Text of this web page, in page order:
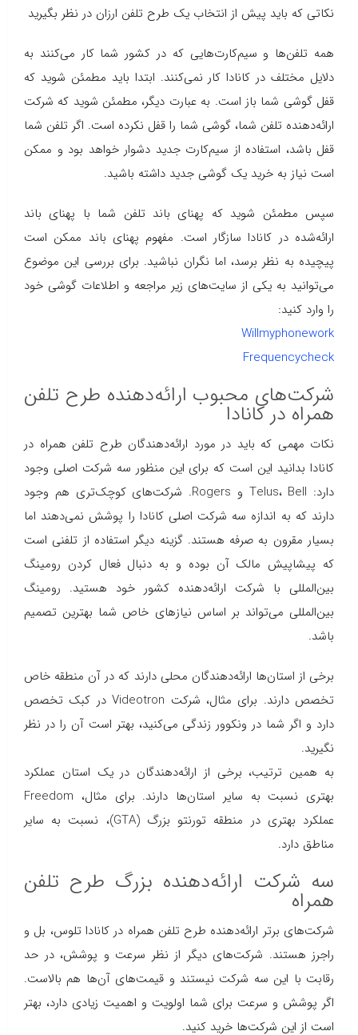
نکاتی که باید پیش از انتخاب یک طرح تلفن ارزان در نظر بگیرید
همه تلفن‌ها و سیم‌کارت‌هایی که در کشور شما کار می‌کنند به
دلایل مختلف در کانادا کار نمی‌کنند. ابتدا باید مطمئن شوید که
قفل گوشی شما باز است. به عبارت دیگر، مطمئن شوید که شرکت
ارائه‌دهنده تلفن شما، گوشی شما را قفل نکرده است. اگر تلفن شما
قفل باشد، استفاده از سیم‌کارت جدید دشوار خواهد بود و ممکن
است نیاز به خرید یک گوشی جدید داشته باشید.
سپس مطمئن شوید که پهنای باند تلفن شما با پهنای باند
ارائه‌شده در کانادا سازگار است. مفهوم پهنای باند ممکن است
پیچیده به نظر برسد، اما نگران نباشید. برای بررسی این موضوع
می‌توانید به یکی از سایت‌های زیر مراجعه و اطلاعات گوشی خود
را وارد کنید:
Willmyphonework
Frequencycheck
شرکت‌های محبوب ارائه‌دهنده طرح تلفن
همراه در کانادا
نکات مهمی که باید در مورد ارائه‌دهندگان طرح تلفن همراه در
کانادا بدانید این است که برای این منظور سه شرکت اصلی وجود
دارد: Telus، Bell و Rogers. شرکت‌های کوچک‌تری هم وجود
دارند که به اندازه سه شرکت اصلی کانادا را پوشش نمی‌دهند اما
بسیار مقرون به صرفه هستند. گزینه دیگر استفاده از تلفنی است
که پیشاپیش مالک آن بوده و به دنبال فعال کردن رومینگ
بین‌المللی با شرکت ارائه‌دهنده کشور خود هستید. رومینگ
بین‌المللی می‌تواند بر اساس نیازهای خاص شما بهترین تصمیم
باشد.
برخی از استان‌ها ارائه‌دهندگان محلی دارند که در آن منطقه خاص
تخصص دارند. برای مثال، شرکت Videotron در کبک تخصص
دارد و اگر شما در ونکوور زندگی می‌کنید، بهتر است آن را در نظر
نگیرید.
به همین ترتیب، برخی از ارائه‌دهندگان در یک استان عملکرد
بهتری نسبت به سایر استان‌ها دارند. برای مثال، Freedom
عملکرد بهتری در منطقه تورنتو بزرگ (GTA)، نسبت به سایر
مناطق دارد.
سه شرکت ارائه‌دهنده بزرگ طرح تلفن
همراه
شرکت‌های برتر ارائه‌دهنده طرح تلفن همراه در کانادا تلوس، بل و
راجرز هستند. شرکت‌های دیگر از نظر سرعت و پوشش، در حد
رقابت با این سه شرکت نیستند و قیمت‌های آن‌ها هم بالاست.
اگر پوشش و سرعت برای شما اولویت و اهمیت زیادی دارد، بهتر
است از این شرکت‌ها خرید کنید.